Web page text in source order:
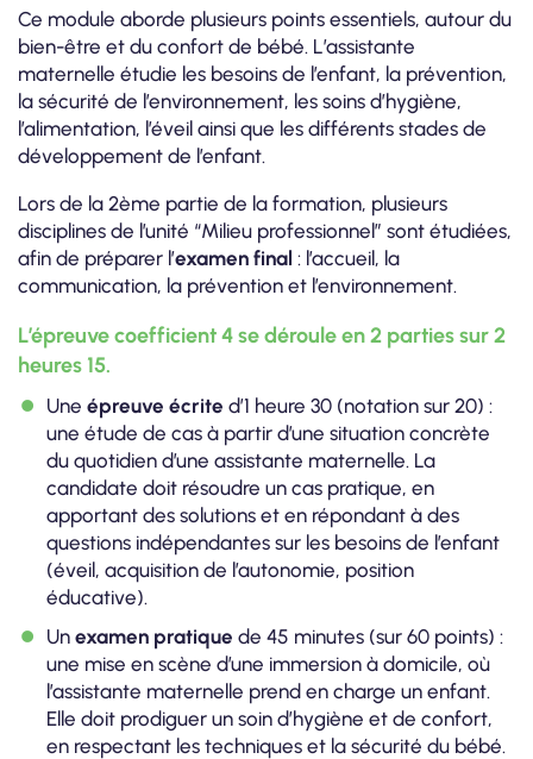
Ce module aborde plusieurs points essentiels, autour du
bien-être et du confort de bébé. L’assistante
maternelle étudie les besoins de l’enfant, la prévention,
la sécurité de l’environnement, les soins d’hygiène,
l’alimentation, l’éveil ainsi que les différents stades de
développement de l’enfant.
Lors de la 2ème partie de la formation, plusieurs
disciplines de l’unité “Milieu professionnel” sont étudiées,
afin de préparer l’examen final : l’accueil, la
communication, la prévention et l’environnement.
L’épreuve coefficient 4 se déroule en 2 parties sur 2
heures 15.
Une épreuve écrite d’1 heure 30 (notation sur 20) :
une étude de cas à partir d’une situation concrète
du quotidien d’une assistante maternelle. La
candidate doit résoudre un cas pratique, en
apportant des solutions et en répondant à des
questions indépendantes sur les besoins de l’enfant
(éveil, acquisition de l’autonomie, position
éducative).
Un examen pratique de 45 minutes (sur 60 points) :
une mise en scène d’une immersion à domicile, où
l’assistante maternelle prend en charge un enfant.
Elle doit prodiguer un soin d’hygiène et de confort,
en respectant les techniques et la sécurité du bébé.